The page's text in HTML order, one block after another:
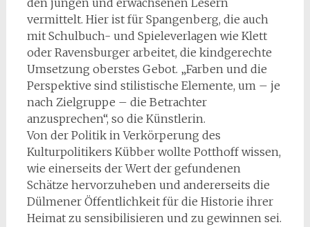
den jungen und erwachsenen Lesern
vermittelt. Hier ist für Spangenberg, die auch
mit Schulbuch- und Spieleverlagen wie Klett
oder Ravensburger arbeitet, die kindgerechte
Umsetzung oberstes Gebot. „Farben und die
Perspektive sind stilistische Elemente, um – je
nach Zielgruppe – die Betrachter
anzusprechen“, so die Künstlerin.
Von der Politik in Verkörperung des
Kulturpolitikers Kübber wollte Potthoff wissen,
wie einerseits der Wert der gefundenen
Schätze hervorzuheben und andererseits die
Dülmener Öffentlichkeit für die Historie ihrer
Heimat zu sensibilisieren und zu gewinnen sei.